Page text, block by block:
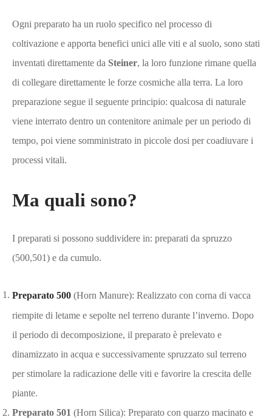
Ogni preparato ha un ruolo specifico nel processo di
coltivazione e apporta benefici unici alle viti e al suolo, sono stati
inventati direttamente da Steiner, la loro funzione rimane quella
di collegare direttamente le forze cosmiche alla terra. La loro
preparazione segue il seguente principio: qualcosa di naturale
viene interrato dentro un contenitore animale per un periodo di
tempo, poi viene somministrato in piccole dosi per coadiuvare i
processi vitali.
Ma quali sono?
I preparati si possono suddividere in: preparati da spruzzo
(500,501) e da cumulo.
Preparato 500 (Horn Manure): Realizzato con corna di vacca
riempite di letame e sepolte nel terreno durante l’inverno. Dopo
il periodo di decomposizione, il preparato è prelevato e
dinamizzato in acqua e successivamente spruzzato sul terreno
per stimolare la radicazione delle viti e favorire la crescita delle
piante.
Preparato 501 (Horn Silica): Preparato con quarzo macinato e